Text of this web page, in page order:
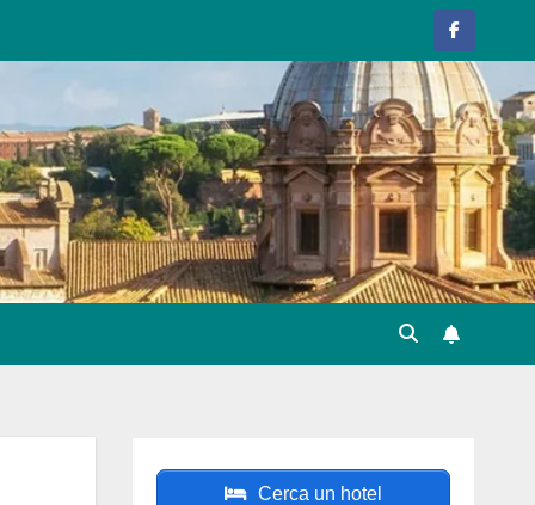
Cerca un hotel